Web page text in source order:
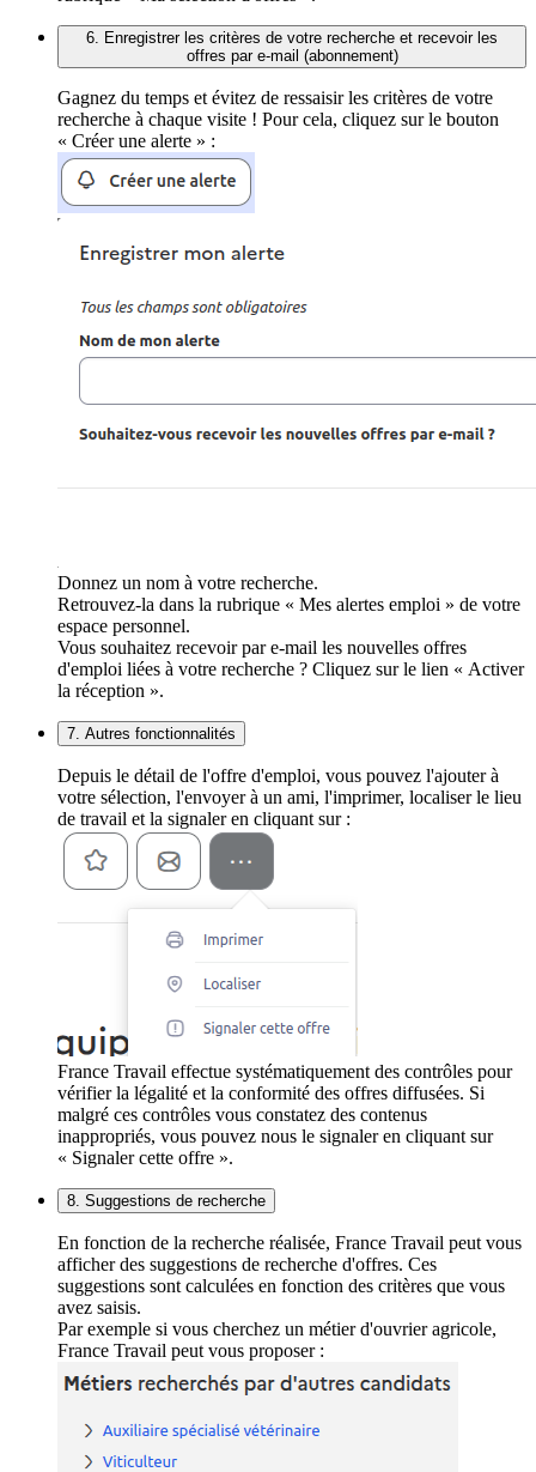
6. Enregistrer les critères de votre recherche et recevoir les
offres par e-mail (abonnement)
Gagnez du temps et évitez de ressaisir les critères de votre
recherche à chaque visite ! Pour cela, cliquez sur le bouton
« Créer une alerte » :
Donnez un nom à votre recherche.
Retrouvez-la dans la rubrique « Mes alertes emploi » de votre
espace personnel.
Vous souhaitez recevoir par e-mail les nouvelles offres
d'emploi liées à votre recherche ? Cliquez sur le lien « Activer
la réception ».
7. Autres fonctionnalités
Depuis le détail de l'offre d'emploi, vous pouvez l'ajouter à
votre sélection, l'envoyer à un ami, l'imprimer, localiser le lieu
de travail et la signaler en cliquant sur :
France Travail effectue systématiquement des contrôles pour
vérifier la légalité et la conformité des offres diffusées. Si
malgré ces contrôles vous constatez des contenus
inappropriés, vous pouvez nous le signaler en cliquant sur
« Signaler cette offre ».
8. Suggestions de recherche
En fonction de la recherche réalisée, France Travail peut vous
afficher des suggestions de recherche d'offres. Ces
suggestions sont calculées en fonction des critères que vous
avez saisis.
Par exemple si vous cherchez un métier d'ouvrier agricole,
France Travail peut vous proposer :